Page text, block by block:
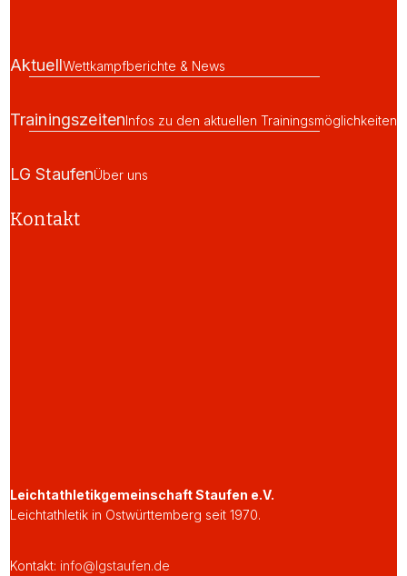
AktuellWettkampfberichte & News
TrainingszeitenInfos zu den aktuellen Trainingsmöglichkeiten
LG StaufenÜber uns
Kontakt
Leichtathletikgemeinschaft Staufen e.V.
Leichtathletik in Ostwürttemberg seit 1970.
Kontakt: info@lgstaufen.de